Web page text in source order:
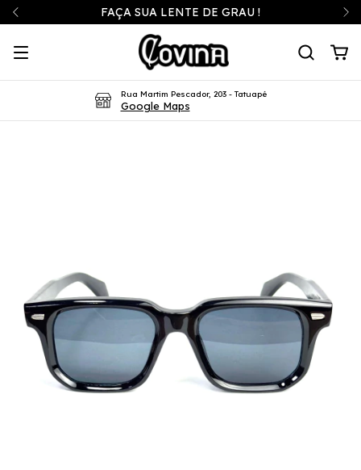
FAÇA SUA LENTE DE GRAU !
Rua Martim Pescador, 203 - Tatuapé
Google Maps